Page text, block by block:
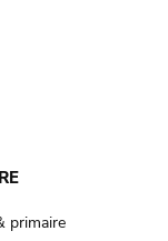
primaire